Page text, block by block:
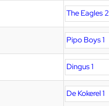
The Eagles 2
Pipo Boys 1
Dingus 1
De Kokerel 1